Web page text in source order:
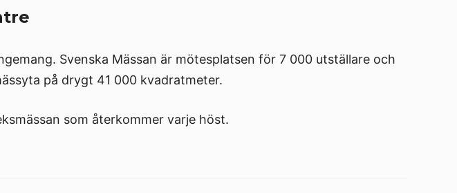
Svenska Mässan är mötesplatsen för 7 000 utställare och
på drygt 41 000 kvadratmeter.
som återkommer varje höst.